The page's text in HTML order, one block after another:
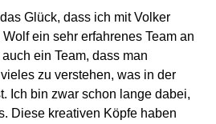
Glück, dass ich mit Volker
ein sehr erfahrenes Team an
ein Team, dass man
zu verstehen, was in der
Ich bin zwar schon lange dabei,
Diese kreativen Köpfe haben